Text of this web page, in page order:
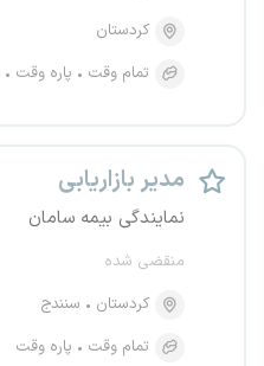
کردستان
تمام وقت
پاره وقت
مدیر بازاریابی
نمایندگی بیمه سامان
منقضی شده
کردستان
سنندج
تمام وقت
پاره وقت